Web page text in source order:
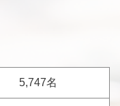
5,747名